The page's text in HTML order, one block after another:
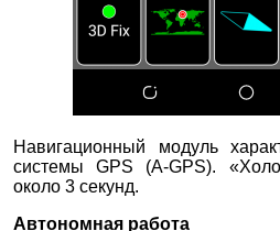
Навигационный модуль
системы GPS (A-GPS).
около 3 секунд.
Автономная работа